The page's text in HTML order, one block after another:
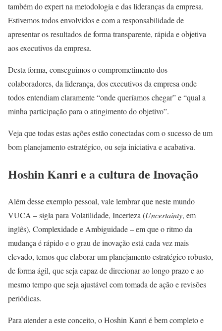
também do expert na metodologia e das lideranças da empresa.
Estivemos todos envolvidos e com a responsabilidade de
apresentar os resultados de forma transparente, rápida e objetiva
aos executivos da empresa.
Desta forma, conseguimos o comprometimento dos
colaboradores, da liderança, dos executivos da empresa onde
todos entendiam claramente “onde queríamos chegar” e “qual a
minha participação para o atingimento do objetivo”.
Veja que todas estas ações estão conectadas com o sucesso de um
bom planejamento estratégico, ou seja iniciativa e acabativa.
Hoshin Kanri e a cultura de Inovação
Além desse exemplo pessoal, vale lembrar que neste mundo
VUCA – sigla para Volatilidade, Incerteza (Uncertainty, em
inglês), Complexidade e Ambiguidade – em que o ritmo da
mudança é rápido e o grau de inovação está cada vez mais
elevado, temos que elaborar um planejamento estratégico robusto,
de forma ágil, que seja capaz de direcionar ao longo prazo e ao
mesmo tempo que seja ajustável com tomada de ação e revisões
periódicas.
Para atender a este conceito, o Hoshin Kanri é bem completo e